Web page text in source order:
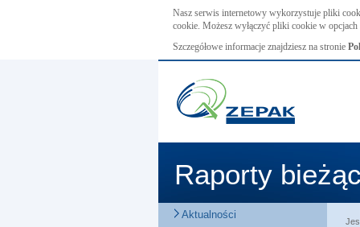
Nasz serwis internetowy wykorzystuje pliki
cookie. Możesz wyłączyć pliki cookie w
Szczegółowe informacje znajdziesz na stronie
Raporty
Aktualności